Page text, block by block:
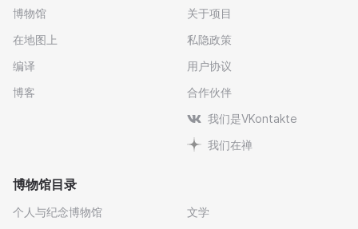
博物馆
在地图上
编译
博客
关于项目
私隐政策
用户协议
合作伙伴
我们是VKontakte
我们在禅
博物馆目录
个人与纪念博物馆 文学